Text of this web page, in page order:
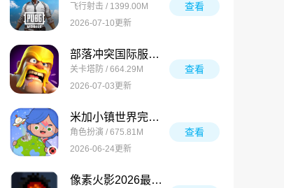
飞行射击 / 1399.00M
2026-07-10更新
查看
部落冲突国际服最新版
关卡塔防 / 664.29M
2026-07-03更新
查看
米加小镇世界完整版
角色扮演 / 675.81M
2026-06-24更新
查看
像素火影2026最新版